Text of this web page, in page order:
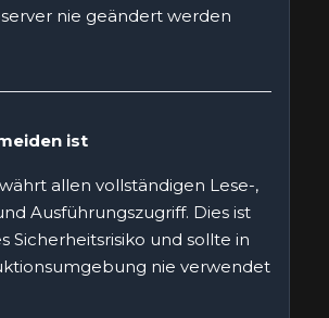
nie geändert werden
ist
allen vollständigen Lese-,
Ausführungszugriff. Dies ist
Sicherheitsrisiko und sollte in
nie verwendet